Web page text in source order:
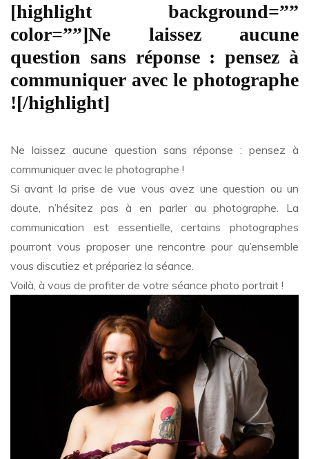
[highlight background=””
color=””]Ne laissez aucune
question sans réponse : pensez à
communiquer avec le photographe
![/highlight]
Ne laissez aucune question sans réponse : pensez à
communiquer avec le photographe !
Si avant la prise de vue vous avez une question ou un
doute, n’hésitez pas à en parler au photographe. La
communication est essentielle, certains photographes
pourront vous proposer une rencontre pour qu’ensemble
vous discutiez et prépariez la séance.
Voilà, à vous de profiter de votre séance photo portrait !